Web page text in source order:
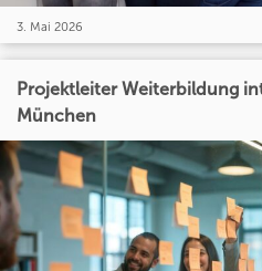
3. Mai 2026
Projektleiter Weiterbildung
München